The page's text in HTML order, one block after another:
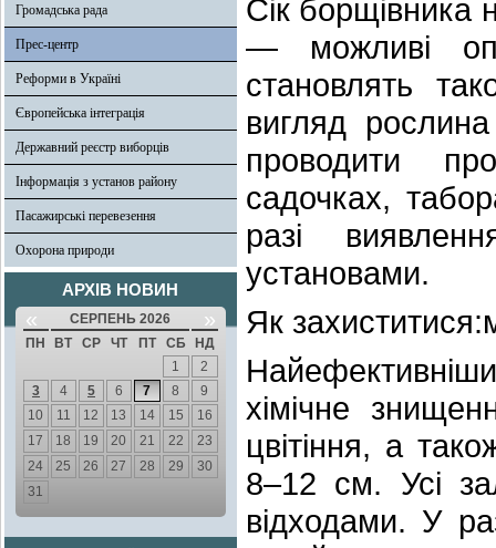
Громадська рада
Прес-центр
Реформи в Україні
Європейська інтеграція
Державний реєстр виборців
Інформація з установ району
Пасажирські перевезення
Охорона природи
АРХІВ НОВИН
« СЕРПЕНЬ 2026 »
ПН ВТ СР ЧТ ПТ СБ
НД
1
2
3
4 5 6 7 8
9
10
11 12 13 14 15
16
17
18 19 20 21 22
23
24
25 26 27 28 29
30
31
Сік борщівника
— можливі
становлять
вигляд
проводити
садочках,
разі
установами.
Як захиститися:
хімічне
цвітіння, а
8–12 см. Усі
відходами. У